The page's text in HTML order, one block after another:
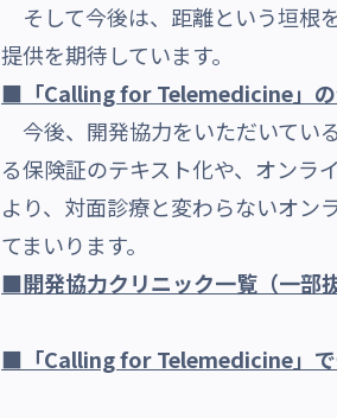
そして今後は、距離という垣根
提供を期待しています。
■「Calling for Telemedicine」
今後、開発協力をいただいてい
る保険証のテキスト化や、オンラ
より、対面診療と変わらないオン
てまいります。
■開発協力クリニック一覧（一部抜
■「Calling for Telemedicine」で